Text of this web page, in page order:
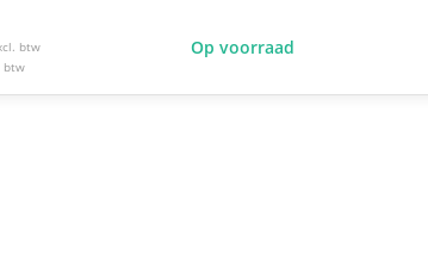
btw
btw
Op voorraad